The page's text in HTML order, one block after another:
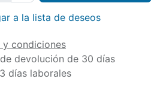
a la lista de deseos
y condiciones
devolución de 30 días
días laborales